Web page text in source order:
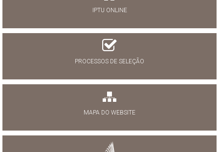
IPTU ONLINE
PROCESSOS DE SELEÇÃO
MAPA DO WEBSITE